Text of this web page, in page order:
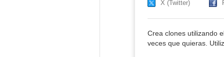
X (Twitter)
Crea clones utilizando
veces que quieras.